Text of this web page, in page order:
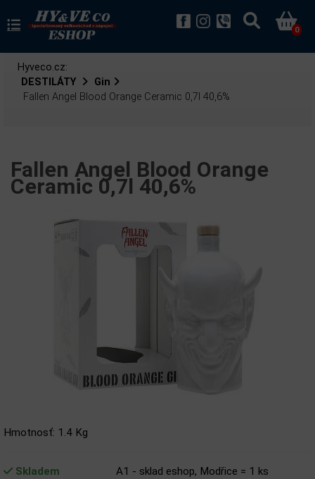
0
Hyveco.cz:
DESTILÁTY
Gin
Fallen Angel Blood Orange Ceramic 0,7l 40,6%
Fallen Angel Blood Orange
Ceramic 0,7l 40,6%
Hmotnosť: 1.4 Kg
Skladem
A1 - sklad eshop, Modřice = 1 ks